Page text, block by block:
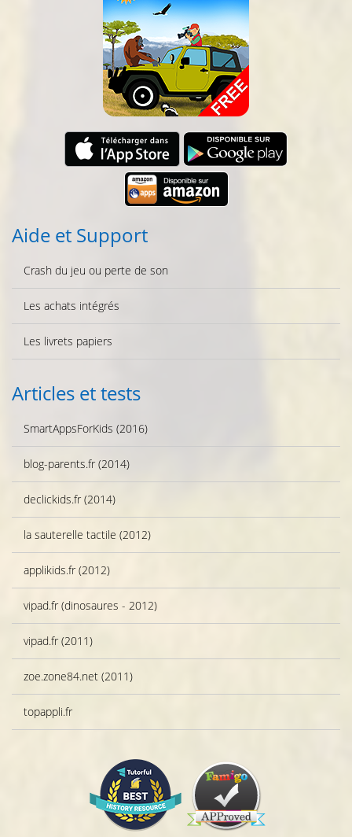
Aide et Support
Crash du jeu ou perte de son
Les achats intégrés
Les livrets papiers
Articles et tests
SmartAppsForKids (2016)
blog-parents.fr (2014)
declickids.fr (2014)
la sauterelle tactile (2012)
applikids.fr (2012)
vipad.fr (dinosaures - 2012)
vipad.fr (2011)
zoe.zone84.net (2011)
topappli.fr